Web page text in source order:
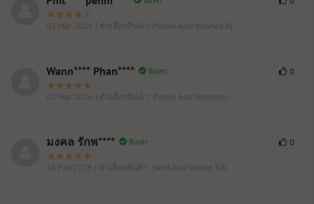
03 Mar 2026 | ตัวเลือกสินค้า: Purple Acid Washed XL
Wann**** Phan**** Buyer
02 Mar 2026 | ตัวเลือกสินค้า: Purple Acid Washed L
0
มงคล รักพ**** Buyer
26 Feb 2026 | ตัวเลือกสินค้า: Sand Acid Washe 3XL
0